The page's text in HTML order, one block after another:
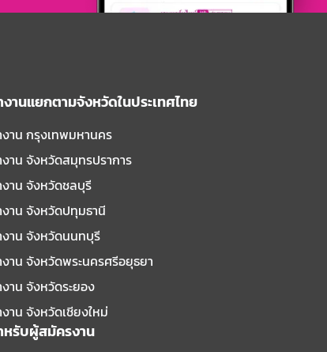
งานแยกตามจังหวัดในประเทศไทย
งาน กรุงเทพมหานคร
งาน จังหวัดสมุทรปราการ
งาน จังหวัดชลบุรี
งาน จังหวัดปทุมธานี
งาน จังหวัดนนทบุรี
งาน จังหวัดพระนครศรีอยุธยา
าน จังหวัดระยอง
าน จังหวัดเชียงใหม่
หรับผู้สมัครงาน